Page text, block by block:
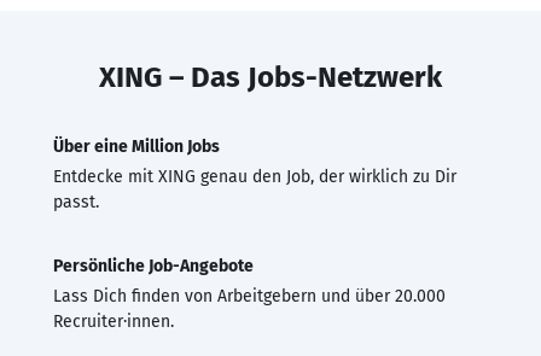
XING – Das Jobs-Netzwerk
Über eine Million Jobs
Entdecke mit XING genau den Job, der wirklich zu Dir
passt.
Persönliche Job-Angebote
Lass Dich finden von Arbeitgebern und über 20.000
Recruiter·innen.